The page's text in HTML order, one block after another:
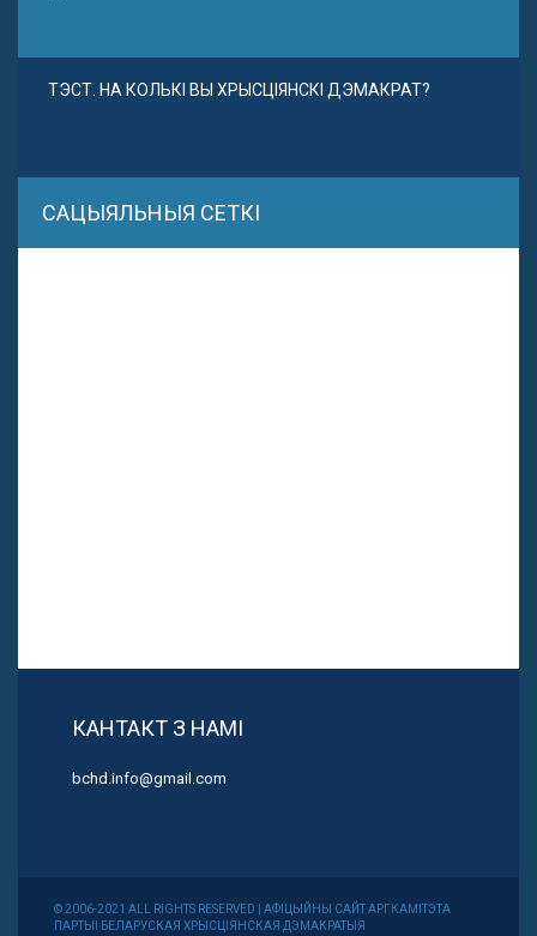
ТЭСТ. НА КОЛЬКІ ВЫ ХРЫСЦІЯНСКІ ДЭМАКРАТ?
САЦЫЯЛЬНЫЯ СЕТКІ
КАНТАКТ З НАМІ
bchd.info@gmail.com
© 2006-2021 ALL RIGHTS RESERVED | АФІЦЫЙНЫ САЙТ АРГКАМІТЭТА
ПАРТЫІ БЕЛАРУСКАЯ ХРЫСЦІЯНСКАЯ ДЭМАКРАТЫЯ